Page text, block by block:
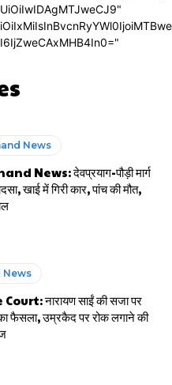
News
News: देवप्रयाग-पौड़ी मार्ग
खाई में गिरी कार, पांच की मौत,
News
नारायण साईं की सजा पर
फैसला, उम्रकैद पर रोक लगाने की